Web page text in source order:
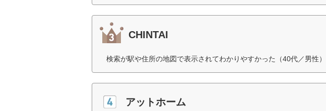
CHINTAI
検索が駅や住所の地図で表示されてわかりやすかった（40代／男性）
アットホーム